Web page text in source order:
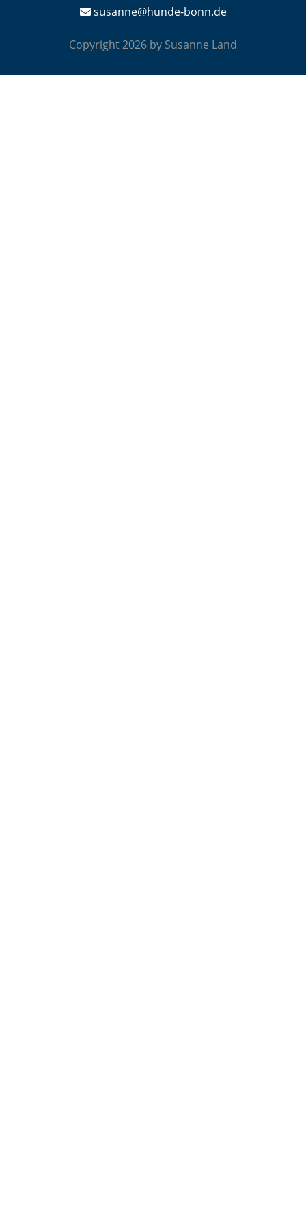
susanne@hunde-bonn.de
Copyright 2026 by Susanne Land